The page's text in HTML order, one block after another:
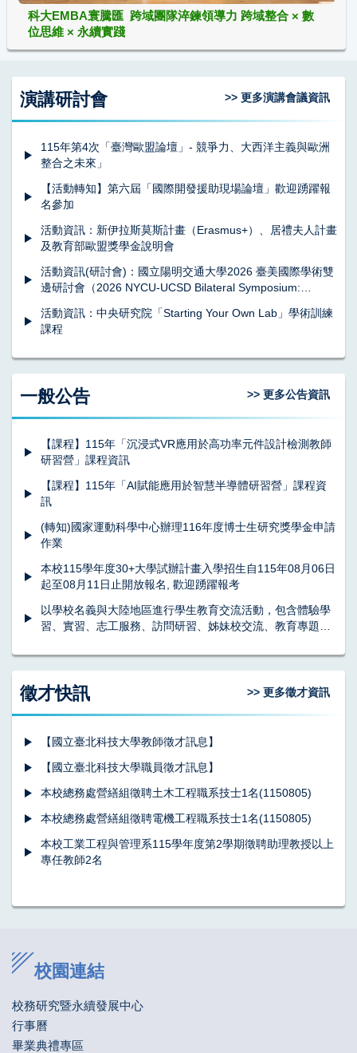
科大EMBA寰騰匯 跨域團隊淬鍊領導力 跨域整合 × 數
位思維 × 永續實踐
演講研討會
115年第4次「臺灣歐盟論壇」- 競爭力、大西洋主義與歐洲
整合之未來」
【活動轉知】第六屆「國際開發援助現場論壇」歡迎踴躍報
名參加
活動資訊：新伊拉斯莫斯計畫（Erasmus+）、居禮夫人計畫
及教育部歐盟獎學金說明會
活動資訊(研討會)：國立陽明交通大學2026 臺美國際學術雙
邊研討會（2026 NYCU-UCSD Bilateral Symposium:
Healthier Future）
活動資訊：中央研究院「Starting Your Own Lab」學術訓練
課程
>> 更多演講會議資訊
一般公告
【課程】115年「沉浸式VR應用於高功率元件設計檢測教師
研習營」課程資訊
【課程】115年「AI賦能應用於智慧半導體研習營」課程資
訊
(轉知)國家運動科學中心辦理116年度博士生研究獎學金申請
作業
本校115學年度30+大學試辦計畫入學招生自115年08月06日
起至08月11日止開放報名, 歡迎踴躍報考
以學校名義與大陸地區進行學生教育交流活動，包含體驗學
習、實習、志工服務、訪問研習、姊妹校交流、教育專題訪
>> 更多公告資訊
徵才快訊
【國立臺北科技大學教師徵才訊息】
【國立臺北科技大學職員徵才訊息】
本校總務處營繕組徵聘土木工程職系技士1名(1150805)
本校總務處營繕組徵聘電機工程職系技士1名(1150805)
本校工業工程與管理系115學年度第2學期徵聘助理教授以上
專任教師2名
>> 更多徵才資訊
校園連結
校務研究暨永續發展中心
行事曆
畢業典禮專區